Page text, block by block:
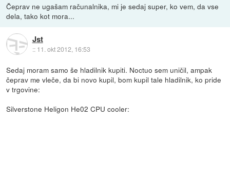
Čeprav ne ugašam računalnika, mi je sedaj super, ko vem, da vse
dela, tako kot mora...
Jst
:: 11. okt 2012, 16:53
Sedaj moram samo še hladilnik kupiti. Noctuo sem uničil, ampak
čeprav me vleče, da bi novo kupil, bom kupil tale hladilnik, ko pride
v trgovine:
Silverstone Heligon He02 CPU cooler: